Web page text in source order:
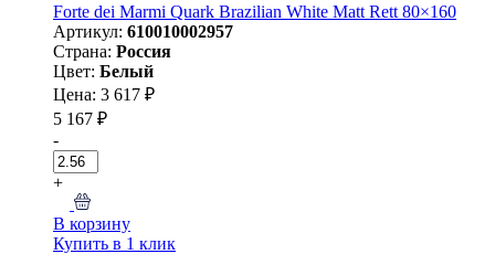
Forte dei Marmi Quark Brazilian White Matt Rett 80×160
Артикул: 610010002957
Страна: Россия
Цвет: Белый
Цена: 3 617 ₽
5 167 ₽
-
+
В корзину
Купить в 1 клик